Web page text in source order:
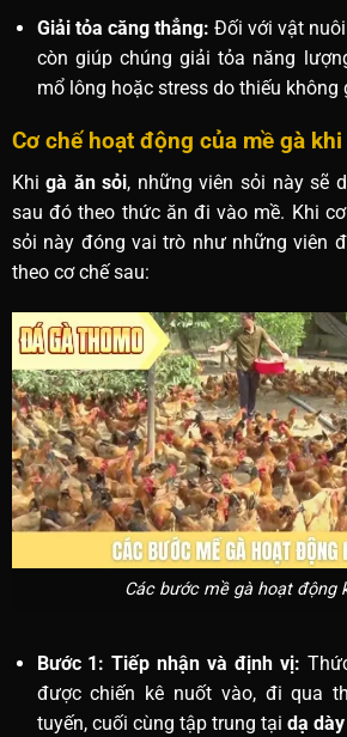
Giải tỏa căng thẳng: Đối với vật
còn giúp chúng giải tỏa năng
mổ lông hoặc stress do thiếu không
Cơ chế hoạt động của mề gà
Khigà ăn sỏi, những viên sỏi này sẽ
sau đó theo thức ăn đi vào mề. Khi
sỏi này đóng vai trò như những viên
theo cơ chế sau:
Các bước mề gà hoạt động
Bước 1: Tiếp nhận và định vị:
được chiến kê nuốt vào, đi qua
tuyến, cuối cùng tập trung tại dạ